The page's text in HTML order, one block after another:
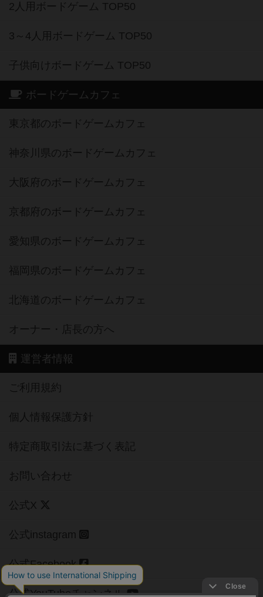
2人用ボードゲーム TOP50
3～4人用ボードゲーム TOP50
子供向けボードゲーム TOP50
ボードゲームカフェ
東京都のボードゲームカフェ
神奈川県のボードゲームカフェ
大阪府のボードゲームカフェ
京都府のボードゲームカフェ
愛知県のボードゲームカフェ
福岡県のボードゲームカフェ
北海道のボードゲームカフェ
オーナー・店長の方へ
運営者情報
ご利用規約
個人情報保護方針
特定商取引法に基づく表記
お問い合わせ
公式X
公式instagram
公式Facebook
公式YouTubeチャンネル